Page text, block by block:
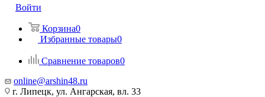
Войти
Корзина0
Избранные товары0
Сравнение товаров0
online@arshin48.ru
г. Липецк, ул. Ангарская, вл. 33